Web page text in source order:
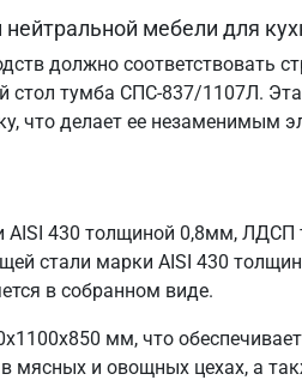
мебели для
должно соответствовать
тумба СПС-837/1107Л.
что делает ее незаменимым
AISI 430 толщиной 0,8мм,
стали марки AISI 430
в собранном виде.
мм, что
и овощных цехах, а